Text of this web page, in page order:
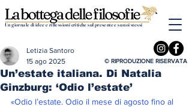
Un giornale di idee e riflessioni critiche sul presente e su noi stessi
Un’estate italiana. Di Natalia
Ginzburg: ‘Odio l’estate’
Letizia Santoro
15 ago 2025
«Odio l’estate. Odio il mese di agosto fino al
© RIPRODUZIONE RISERVATA